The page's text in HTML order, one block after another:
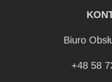
Biuro
+48 58